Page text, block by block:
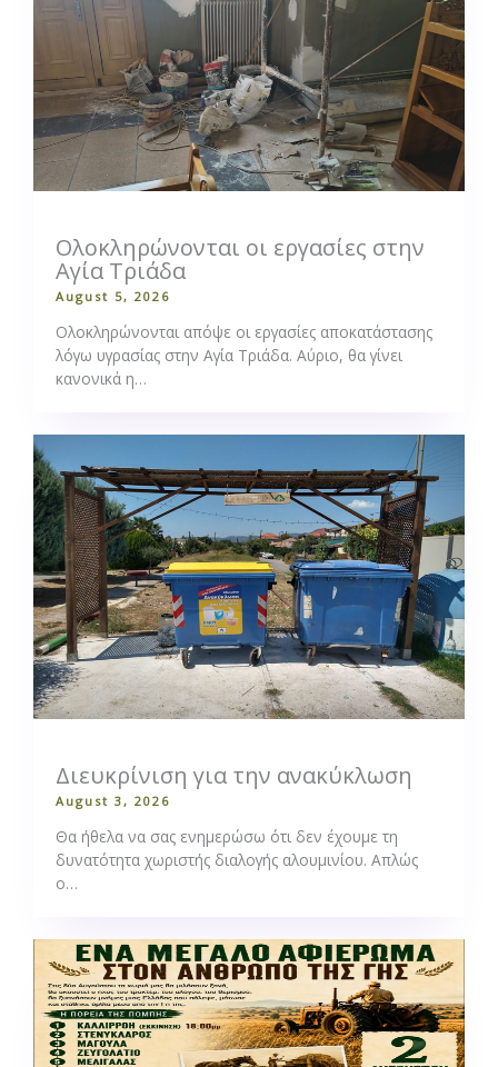
Ολοκληρώνονται οι εργασίες στην
Αγία Τριάδα
August 5, 2026
Ολοκληρώνονται απόψε οι εργασίες αποκατάστασης
λόγω υγρασίας στην Αγία Τριάδα. Αύριο, θα γίνει
κανονικά η…
Διευκρίνιση για την ανακύκλωση
August 3, 2026
Θα ήθελα να σας ενημερώσω ότι δεν έχουμε τη
δυνατότητα χωριστής διαλογής αλουμινίου. Απλώς
ο…